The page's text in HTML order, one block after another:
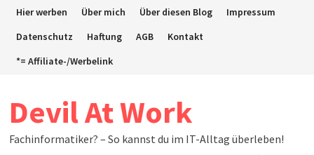
ZumHier werben Über mich Über diesen Blog
Impressum
Datenschutz
Haftung AGB
Kontakt
*= Affiliate-/Werbelink
Devil At Work
Fachinformatiker? – So kannst du im IT-Alltag überleben!